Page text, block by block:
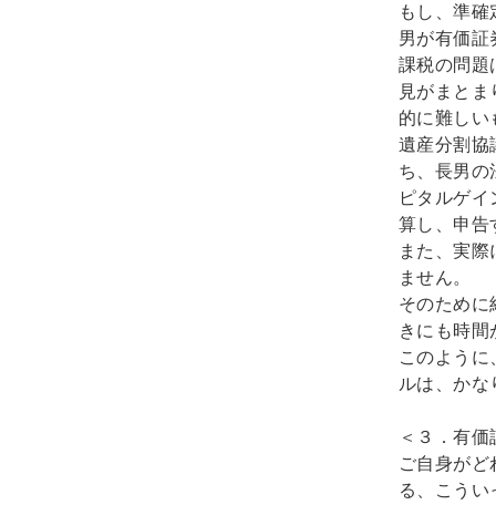
もし、準
男が有価証
課税の問題
見がまと
的に難しい
遺産分割協
ち、長男の
ピタルゲ
算し、申告
また、実
ません。
そのために
きにも時
このよう
ルは、か
＜３．有
ご自身が
る、こう